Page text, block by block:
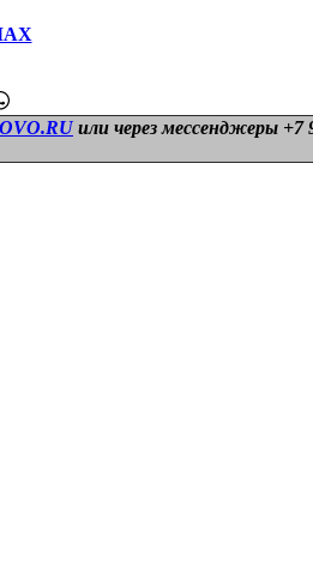
или через мессенджеры